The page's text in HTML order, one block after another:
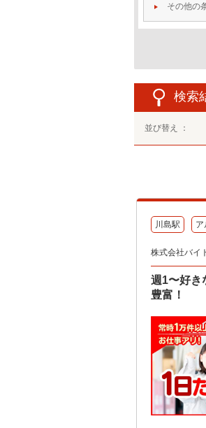
その他の
検索
並び替え ：
川島駅 ア
株式会社バイ
週1〜好き
豊富！